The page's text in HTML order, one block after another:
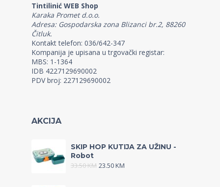
Tintilinić WEB Shop
Karaka Promet d.o.o.
Adresa: Gospodarska zona Blizanci br.2, 88260
Čitluk.
Kontakt telefon: 036/642-347
Kompanija je upisana u trgovački registar:
MBS: 1-1364
IDB 4227129690002
PDV broj: 227129690002
AKCIJA
SKIP HOP KUTIJA ZA UŽINU -
Robot
33.50KM 23.50KM